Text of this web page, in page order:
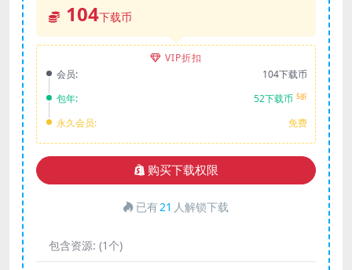
104下载币
VIP折扣
会员:
104下载币
包年:
52下载币 5折
永久会员: 免费
购买下载权限
已有21 人解锁下载
包含资源: (1个)